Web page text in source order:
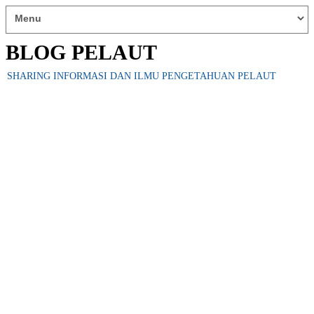
BLOG PELAUT
SHARING INFORMASI DAN ILMU PENGETAHUAN PELAUT